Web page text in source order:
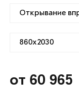
от 60 965